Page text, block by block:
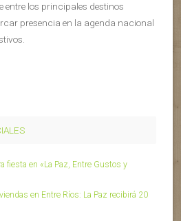
entre los principales destinos
presencia en la agenda nacional
fiesta en «La Paz, Entre Gustos y
en Entre Ríos: La Paz recibirá 20